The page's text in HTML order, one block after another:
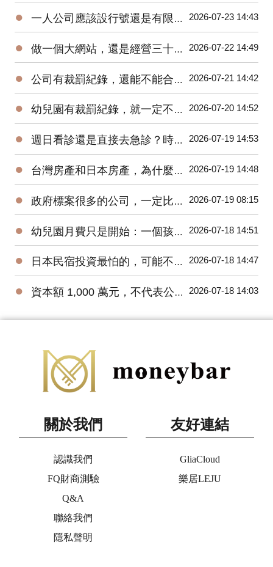
● 一人公司應該設行號還是有限公司？不要只看設立成本 2026-07-23 14:43
● 做一個大網站，還是經營三十個垂直網站？ 2026-07-22 14:49
● 公司有裁罰紀錄，還能不能合作？ 2026-07-21 14:42
● 幼兒園有裁罰紀錄，就一定不能念嗎？ 2026-07-20 14:52
● 週日看診還是直接去急診？時間和錢都要算 2026-07-19 14:53
● 台灣房產和日本房產，為什麼不能只比租金報酬率？ 2026-07-19 14:48
● 政府標案很多的公司，一定比較穩嗎？ 2026-07-19 08:15
● 幼兒園月費只是開始：一個孩子一年教育支出怎麼估？ 2026-07-18 14:51
● 日本民宿投資最怕的，可能不是買貴 2026-07-18 14:47
● 資本額 1,000 萬元，不代表公司帳上有 1,000 萬元 2026-07-18 14:03
關於我們
認識我們
FQ財商測驗
Q&A
聯絡我們
隱私聲明
友好連結
GliaCloud
樂居LEJU